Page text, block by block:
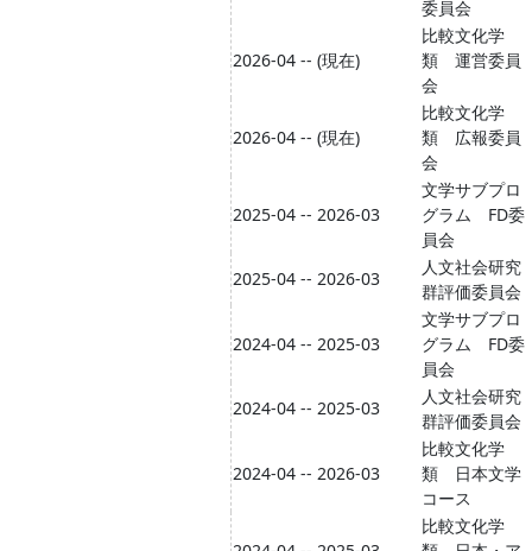
委員会
2026-04 -- (現在)
比較文化学
類 運営委員
会
2026-04 -- (現在)
比較文化学
類 広報委員
会
2025-04 -- 2026-03
文学サブプロ
グラム FD委
員会
2025-04 -- 2026-03
人文社会研究
群評価委員会
2024-04 -- 2025-03
文学サブプロ
グラム FD委
員会
2024-04 -- 2025-03
人文社会研究
群評価委員会
2024-04 -- 2026-03
比較文化学
類 日本文学
コース
比較文化学